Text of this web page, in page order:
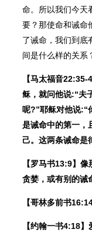
命。所以我们今天
要？那使命和诫命
了诫命，我们到底
间是什么样的关系
【马太福音
稣，就问他说:“夫
呢?”耶稣对他说:“
是诫命中的第一，
己。这两条诫命是
【罗马书13:9】
贪婪，或有别的诫
【哥林多前书
【约翰一书4:18